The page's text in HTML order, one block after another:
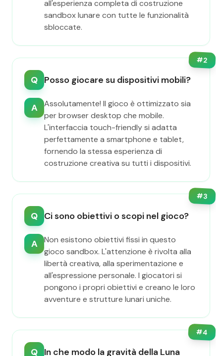
all'esperienza completa di costruzione
sandbox lunare con tutte le funzionalità
sbloccate.
#2
Q Posso giocare su dispositivi mobili?
A
Assolutamente! Il gioco è ottimizzato sia
per browser desktop che mobile.
L'interfaccia touch-friendly si adatta
perfettamente a smartphone e tablet,
fornendo la stessa esperienza di
costruzione creativa su tutti i dispositivi.
#3
Q Ci sono obiettivi o scopi nel gioco?
A
Non esistono obiettivi fissi in questo
gioco sandbox. L'attenzione è rivolta alla
libertà creativa, alla sperimentazione e
all'espressione personale. I giocatori si
pongono i propri obiettivi e creano le loro
avventure e strutture lunari uniche.
#4
Q In che modo la gravità della Luna